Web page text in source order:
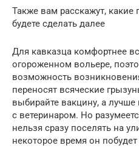
Также вам расскажут,
будете сделать далее
Для кавказца комфортнее
огороженном вольере,
возможность
переносят всяческие
выбирайте вакцину, а лучше
с ветеринаром. Но
нельзя сразу поселять на
некоторое время он